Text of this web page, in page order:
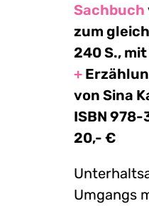
Sachbuch
zum
240 S.,
+
von Sina
ISBN
20,- €
Umgangs